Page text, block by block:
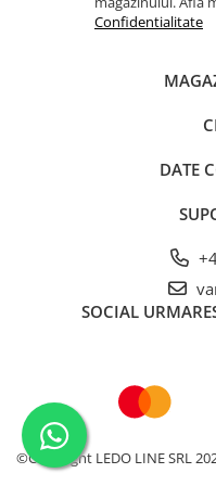
Economie de energie
pentru a economisi
: Design
produsului pe
Confidentialitate
DATE
SOCIAL
©Copyright LEDO LINE SRL